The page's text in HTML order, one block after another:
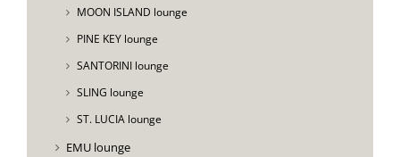
MOON ISLAND lounge
PINE KEY lounge
SANTORINI lounge
SLING lounge
ST. LUCIA lounge
EMU lounge